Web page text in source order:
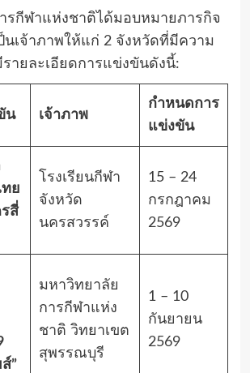
รกีฬาแห่งชาติได้มอบหมายภารกิจ
นเจ้าภาพให้แก่ 2 จังหวัดที่มีความ
ายละเอียดการแข่งขันดังนี้:
น เจ้าภาพ
กำหนดการ
แข่งขัน
ทย
สี่
โรงเรียนกีฬา
จังหวัด
นครสวรรค์
15 – 24
กรกฎาคม
2569
”
มหาวิทยาลัย
การกีฬาแห่ง
ชาติ วิทยาเขต
สุพรรณบุรี
1 – 10
กันยายน
2569